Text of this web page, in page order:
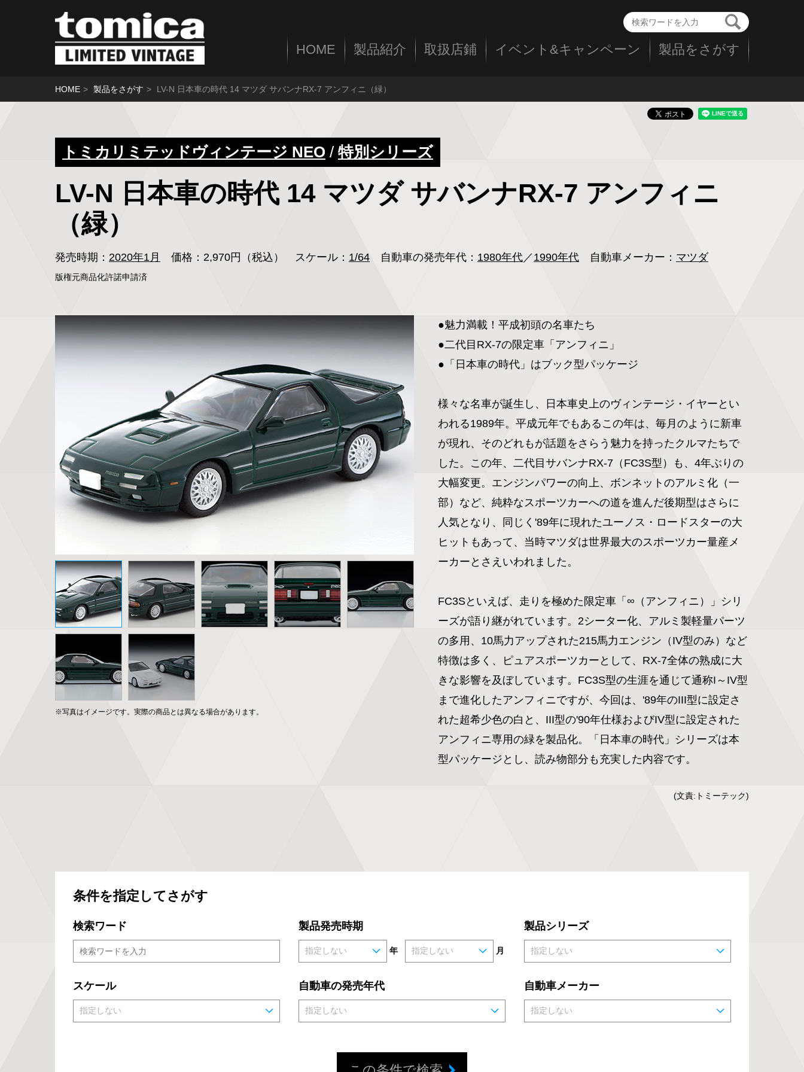
HOME 製品紹介 取扱店鋪 イベント&キャンペーン 製品をさがす
HOME 製品をさがす LV-N 日本車の時代 14 マツダ サバンナRX-7 アンフィニ（緑）
トミカリミテッドヴィンテージ NEO / 特別シリーズ
LV-N 日本車の時代 14 マツダ サバンナRX-7 アンフィニ
（緑）
発売時期： 2020年1月 価格：2,970円（税込） スケール： 1/64 自動車の発売年代： 1980年代 ／ 1990年代 自動車メーカー： マツダ
版権元商品化許諾申請済
※写真はイメージです。実際の商品とは異なる場合があります。
●魅力満載！平成初頭の名車たち
●二代目RX-7の限定車「アンフィニ」
●「日本車の時代」はブック型パッケージ
様々な名車が誕生し、日本車史上のヴィンテージ・イヤーとい
われる1989年。平成元年でもあるこの年は、毎月のように新車
が現れ、そのどれもが話題をさらう魅力を持ったクルマたちで
した。この年、二代目サバンナRX-7（FC3S型）も、4年ぶりの
大幅変更。エンジンパワーの向上、ボンネットのアルミ化（一
部）など、純粋なスポーツカーへの道を進んだ後期型はさらに
人気となり、同じく'89年に現れたユーノス・ロードスターの大
ヒットもあって、当時マツダは世界最大のスポーツカー量産メ
ーカーとさえいわれました。
FC3Sといえば、走りを極めた限定車「∞（アンフィニ）」シリ
ーズが語り継がれています。2シーター化、アルミ製軽量パーツ
の多用、10馬力アップされた215馬力エンジン（IV型のみ）など
特徴は多く、ピュアスポーツカーとして、RX-7全体の熟成に大
きな影響を及ぼしています。FC3S型の生涯を通じて通称I～IV型
まで進化したアンフィニですが、今回は、'89年のIII型に設定さ
れた超希少色の白と、III型の'90年仕様およびIV型に設定された
アンフィニ専用の緑を製品化。「日本車の時代」シリーズは本
型パッケージとし、読み物部分も充実した内容です。
(文責:トミーテック)
条件を指定してさがす
検索ワード 製品発売時期
年 月
製品シリーズ
スケール 自動車の発売年代 自動車メーカー